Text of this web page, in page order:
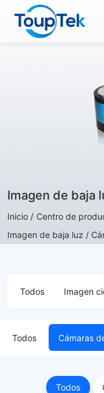
Imagen de baja
Inicio / Centro de
Imagen de baja luz /
Todos Imagen
Todos Cámaras
Todos